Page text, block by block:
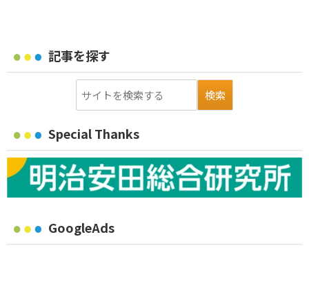
記事を探す
Special Thanks
GoogleAds